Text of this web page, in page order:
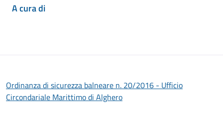
A cura di
Ordinanza di sicurezza balneare n. 20/2016 - Ufficio
Circondariale Marittimo di Alghero